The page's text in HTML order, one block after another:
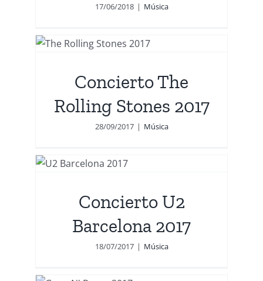
17/06/2018 | Música
Concierto The
Rolling Stones 2017
28/09/2017 | Música
Concierto U2
Barcelona 2017
18/07/2017 | Música